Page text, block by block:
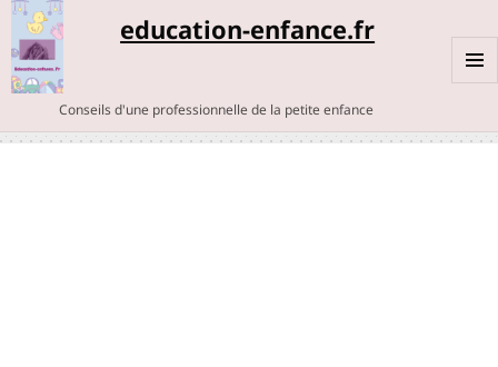
education-enfance.fr
Conseils d'une professionnelle de la petite enfance